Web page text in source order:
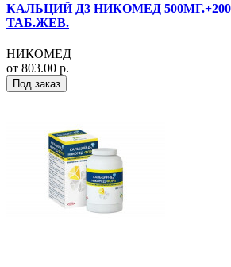
КАЛЬЦИЙ Д3 НИКОМЕД
ТАБ.ЖЕВ.
НИКОМЕД
от 803.00 р.
Под заказ